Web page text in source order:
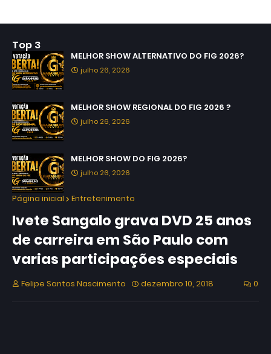
Top 3
MELHOR SHOW ALTERNATIVO DO FIG 2026?
julho 26, 2026
MELHOR SHOW REGIONAL DO FIG 2026 ?
julho 26, 2026
MELHOR SHOW DO FIG 2026?
julho 26, 2026
Página inicial Entretenimento
Ivete Sangalo grava DVD 25 anos
de carreira em São Paulo com
varias participações especiais
Felipe Santos Nascimento dezembro 10, 2018 0